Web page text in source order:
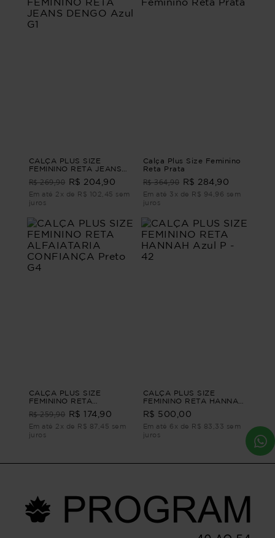
CALÇA PLUS SIZE
FEMININO RETA JEANS
DENGO Azul G1
R$ 269,90 R$ 204,90
Em até 2x de R$ 102,45 sem
juros
Calça Plus Size Feminino
Reta Prata
R$ 364,90 R$ 284,90
Em até 3x de R$ 94,96 sem
juros
CALÇA PLUS SIZE
FEMININO RETA
ALFAIATARIA
CONFIANÇA Preto G4
R$ 259,90 R$ 174,90
Em até 2x de R$ 87,45 sem
juros
CALÇA PLUS SIZE
FEMININO RETA HANNAH
Azul P - 42
R$ 500,00
Em até 6x de R$ 83,33 sem
juros